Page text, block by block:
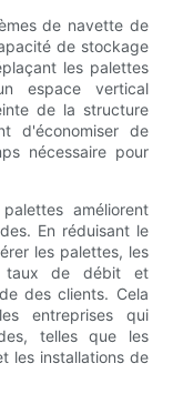
de navette de
de stockage
les palettes
espace vertical
de la structure
d'économiser de
nécessaire pour
améliorent
En réduisant le
les palettes, les
taux de débit et
des clients. Cela
entreprises qui
telles que les
les installations de